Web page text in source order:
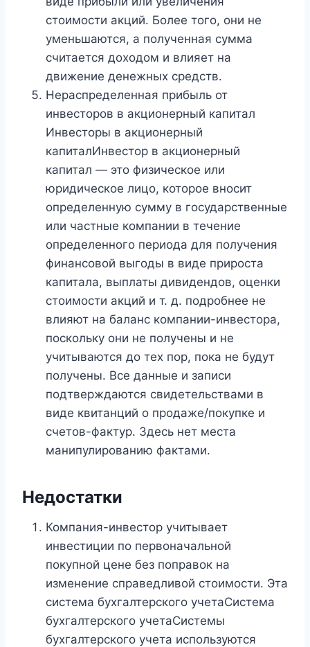
стоимости акций. Более того, они не
уменьшаются, а полученная сумма
считается доходом и влияет на
движение денежных средств.
Нераспределенная прибыль от
инвесторов в акционерный капитал
Инвесторы в акционерный
капиталИнвестор в акционерный
капитал — это физическое или
юридическое лицо, которое вносит
определенную сумму в государственные
или частные компании в течение
определенного периода для получения
финансовой выгоды в виде прироста
капитала, выплаты дивидендов, оценки
стоимости акций и т. д. подробнее не
влияют на баланс компании-инвестора,
поскольку они не получены и не
учитываются до тех пор, пока не будут
получены. Все данные и записи
подтверждаются свидетельствами в
виде квитанций о продаже/покупке и
счетов-фактур. Здесь нет места
манипулированию фактами.
Недостатки
Компания-инвестор учитывает
инвестиции по первоначальной
покупной цене без поправок на
изменение справедливой стоимости. Эта
система бухгалтерского учетаСистема
бухгалтерского учетаСистемы
бухгалтерского учета используются